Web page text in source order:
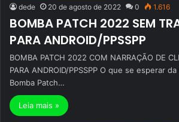
dede 20 de agosto de 2022 0 1.616
BOMBA PATCH 2022 SEM
PARA ANDROID/PPSSPP
BOMBA PATCH 2022 COM NARRAÇÃO DE
PARA ANDROID/PPSSPP O que se esperar
Bomba Patch…
Leia mais »